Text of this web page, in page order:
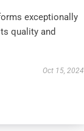
exceptionally
quality and
Oct 15, 2024